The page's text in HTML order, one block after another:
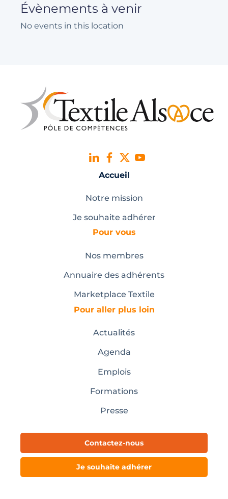
Évènements à venir
No events in this location
Accueil
Notre mission
Je souhaite adhérer
Pour vous
Nos membres
Annuaire des adhérents
Marketplace Textile
Pour aller plus loin
Actualités
Agenda
Emplois
Formations
Presse
Contactez-nous
Je souhaite adhérer